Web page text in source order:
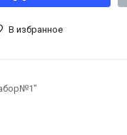
В избранное